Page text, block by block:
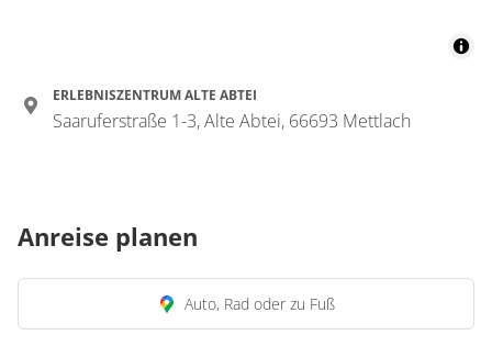
ERLEBNISZENTRUM ALTE ABTEI
Saaruferstraße 1-3, Alte Abtei, 66693 Mettlach
Anreise planen
Auto, Rad oder zu Fuß